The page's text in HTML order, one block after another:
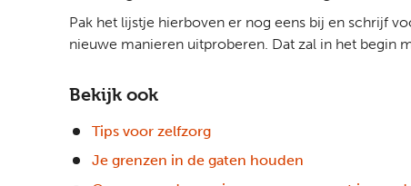
Pak het lijstje hierboven er nog eens bij en schrijf
nieuwe manieren uitproberen. Dat zal in het begin
Bekijk ook
Tips voor zelfzorg
Je grenzen in de gaten houden